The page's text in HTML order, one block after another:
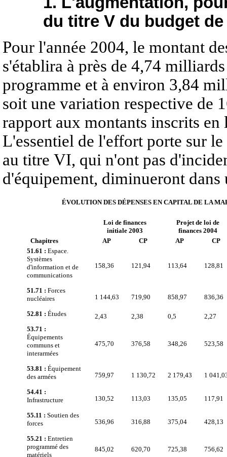
du titre V du budget
Pour l'année 2004, le montant
s'établira à près de 4,74
programme et à environ 3,84
soit une variation respective de
rapport aux montants inscrits
L'essentiel de l'effort porte sur
au titre VI, qui n'ont pas
d'équipement, diminueront
ÉVOLUTION DES DÉPENSES EN CAPITAL DE LA
Loi de finances
initiale 2003
Projet de loi de
finances 2004
Chapitres
AP CP AP
CP
51.61 : Espace.
Systèmes
d'information et de
communications
158,36 121,94 113,64 128,81
51.71 : Forces
nucléaires
1 144,63 719,90 858,97 836,36
52.81 : Études 2,43 2,38 0,5
2,27
53.71 :
Équipements
communs et
interarmées
475,70 376,58 348,26 523,58
53.81 : Équipement
des armées
759,97 1 130,72 2 179,43 1
54.41 :
Infrastructure
130,52 113,03 135,05 117,91
55.11 : Soutien des
forces
536,96 316,88 375,04 428,13
55.21 : Entretien
programmé des
matériels
845,02 620,70 725,38 756,62